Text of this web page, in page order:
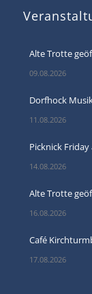
Alte Trotte
09.08.2026
Dorfhock
11.08.2026
Picknick
14.08.2026
Alte Trotte
16.08.2026
Café
17.08.2026